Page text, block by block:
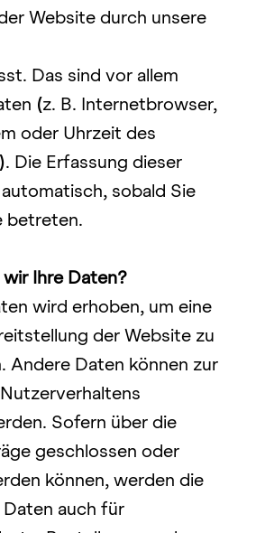
Website durch unsere
Das sind vor allem
(z. B. Internetbrowser,
oder Uhrzeit des
). Die Erfassung dieser
sobald Sie
betreten.
Ihre Daten?
wird erhoben, um eine
der Website zu
Andere Daten können zur
Sofern über die
geschlossen oder
können, werden die
auch für